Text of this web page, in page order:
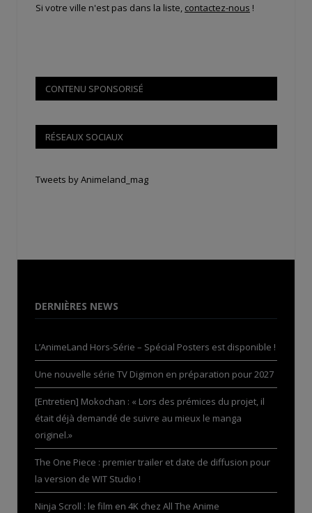
Si votre ville n'est pas dans la liste, contactez-nous !
CONTENU SPONSORISÉ
RÉSEAUX SOCIAUX
Tweets by Animeland_mag
DERNIÈRES NEWS
L’AnimeLand Hors-Série – Spécial Posters est disponible !
Une nouvelle série TV Digimon en préparation pour 2027
[Entretien] Mokochan : « Lors des prémices du projet, il
était déjà demandé de suivre au mieux le manga
originel.»
The One Piece : premier trailer et date de diffusion pour
la version de WIT Studio !
Ninja Scroll : le film en 4K chez All The Anime